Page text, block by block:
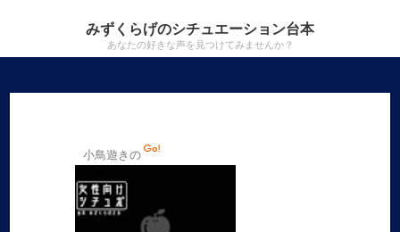
みずくらげのシチュエーション台本
あなたの好きな声を見つけてみませんか？
小鳥遊きの